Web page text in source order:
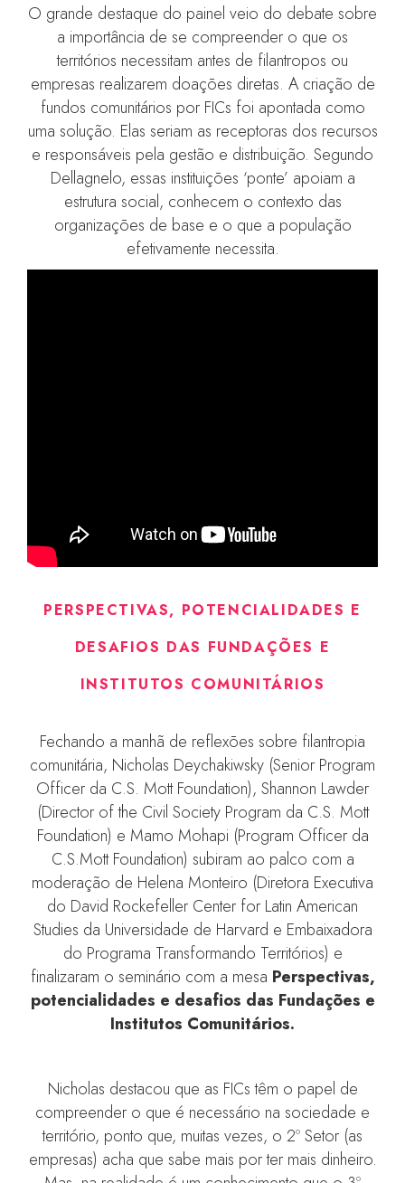
O grande destaque do painel veio do debate sobre
a importância de se compreender o que os
territórios necessitam antes de filantropos ou
empresas realizarem doações diretas. A criação de
fundos comunitários por FICs foi apontada como
uma solução. Elas seriam as receptoras dos recursos
e responsáveis pela gestão e distribuição. Segundo
Dellagnelo, essas instituições ‘ponte’ apoiam a
estrutura social, conhecem o contexto das
organizações de base e o que a população
efetivamente necessita.
PERSPECTIVAS, POTENCIALIDADES E
DESAFIOS DAS FUNDAÇÕES E
INSTITUTOS COMUNITÁRIOS
Fechando a manhã de reflexões sobre filantropia
comunitária, Nicholas Deychakiwsky (Senior Program
Officer da C.S. Mott Foundation), Shannon Lawder
(Director of the Civil Society Program da C.S. Mott
Foundation) e Mamo Mohapi (Program Officer da
C.S.Mott Foundation) subiram ao palco com a
moderação de Helena Monteiro (Diretora Executiva
do David Rockefeller Center for Latin American
Studies da Universidade de Harvard e Embaixadora
do Programa Transformando Territórios) e
finalizaram o seminário com a mesa Perspectivas,
potencialidades e desafios das Fundações e
Institutos Comunitários.
Nicholas destacou que as FICs têm o papel de
compreender o que é necessário na sociedade e
território, ponto que, muitas vezes, o 2º Setor (as
empresas) acha que sabe mais por ter mais dinheiro.